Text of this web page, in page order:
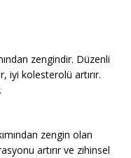
zengindir. Düzenli
iyi kolesterolü artırır.
zengin olan
artırır ve zihinsel